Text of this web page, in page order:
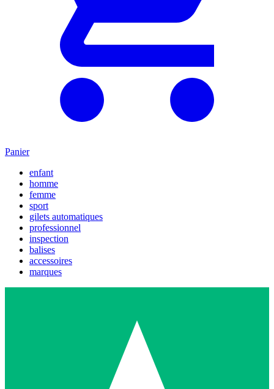
Panier
enfant
homme
femme
sport
gilets automatiques
professionnel
inspection
balises
accessoires
marques